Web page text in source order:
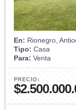
En: Rionegro,
Tipo: Casa
Para: Venta
PRECIO: